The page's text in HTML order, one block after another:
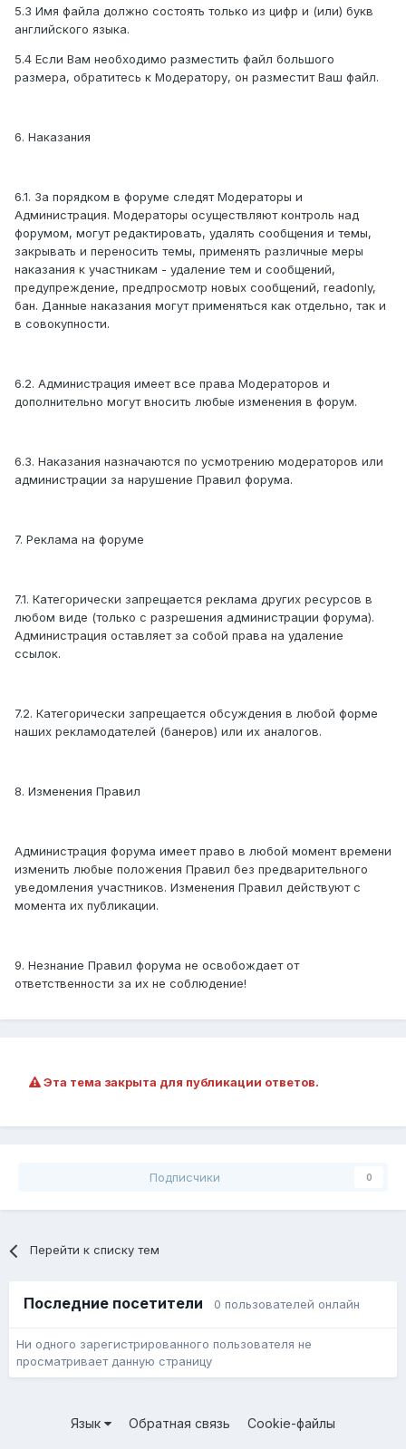
5.3 Имя файла должно состоять только из цифр и (или) букв
английского языка.
5.4 Если Вам необходимо разместить файл большого
размера, обратитесь к Модератору, он разместит Ваш файл.
6. Наказания
6.1. За порядком в форуме следят Модераторы и
Администрация. Модераторы осуществляют контроль над
форумом, могут редактировать, удалять сообщения и темы,
закрывать и переносить темы, применять различные меры
наказания к участникам - удаление тем и сообщений,
предупреждение, предпросмотр новых сообщений, readonly,
бан. Данные наказания могут применяться как отдельно, так и
в совокупности.
6.2. Администрация имеет все права Модераторов и
дополнительно могут вносить любые изменения в форум.
6.3. Наказания назначаются по усмотрению модераторов или
администрации за нарушение Правил форума.
7. Реклама на форуме
7.1. Категорически запрещается реклама других ресурсов в
любом виде (только с разрешения администрации форума).
Администрация оставляет за собой права на удаление
ссылок.
7.2. Категорически запрещается обсуждения в любой форме
наших рекламодателей (банеров) или их аналогов.
8. Изменения Правил
Администрация форума имеет право в любой момент времени
изменить любые положения Правил без предварительного
уведомления участников. Изменения Правил действуют с
момента их публикации.
9. Незнание Правил форума не освобождает от
ответственности за их не соблюдение!
Эта тема закрыта для публикации ответов.
Подписчики 0
Перейти к списку тем
Последние посетители 0 пользователей онлайн
Ни одного зарегистрированного пользователя не
просматривает данную страницу
Язык Обратная связь Cookie-файлы